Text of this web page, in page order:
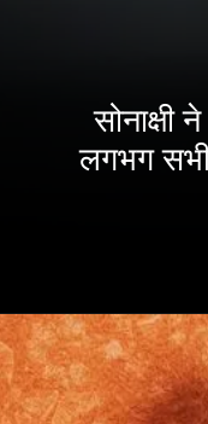
सोनाक्षी
लगभग सभी